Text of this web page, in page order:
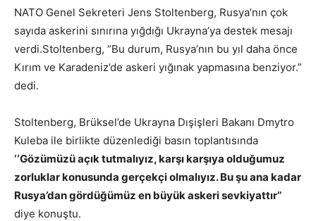
NATO Genel Sekreteri Jens Stoltenberg, Rusya’nın çok
sayıda askerini sınırına yığdığı Ukrayna’ya destek mesajı
verdi.Stoltenberg, “Bu durum, Rusya’nın bu yıl daha önce
Kırım ve Karadeniz’de askeri yığınak yapmasına benziyor.”
dedi.
Stoltenberg, Brüksel’de Ukrayna Dışişleri Bakanı Dmytro
Kuleba ile birlikte düzenlediği basın toplantısında
‘‘Gözümüzü açık tutmalıyız, karşı karşıya olduğumuz
zorluklar konusunda gerçekçi olmalıyız. Bu şu ana kadar
Rusya’dan gördüğümüz en büyük askeri sevkiyattır’’
diye konuştu.